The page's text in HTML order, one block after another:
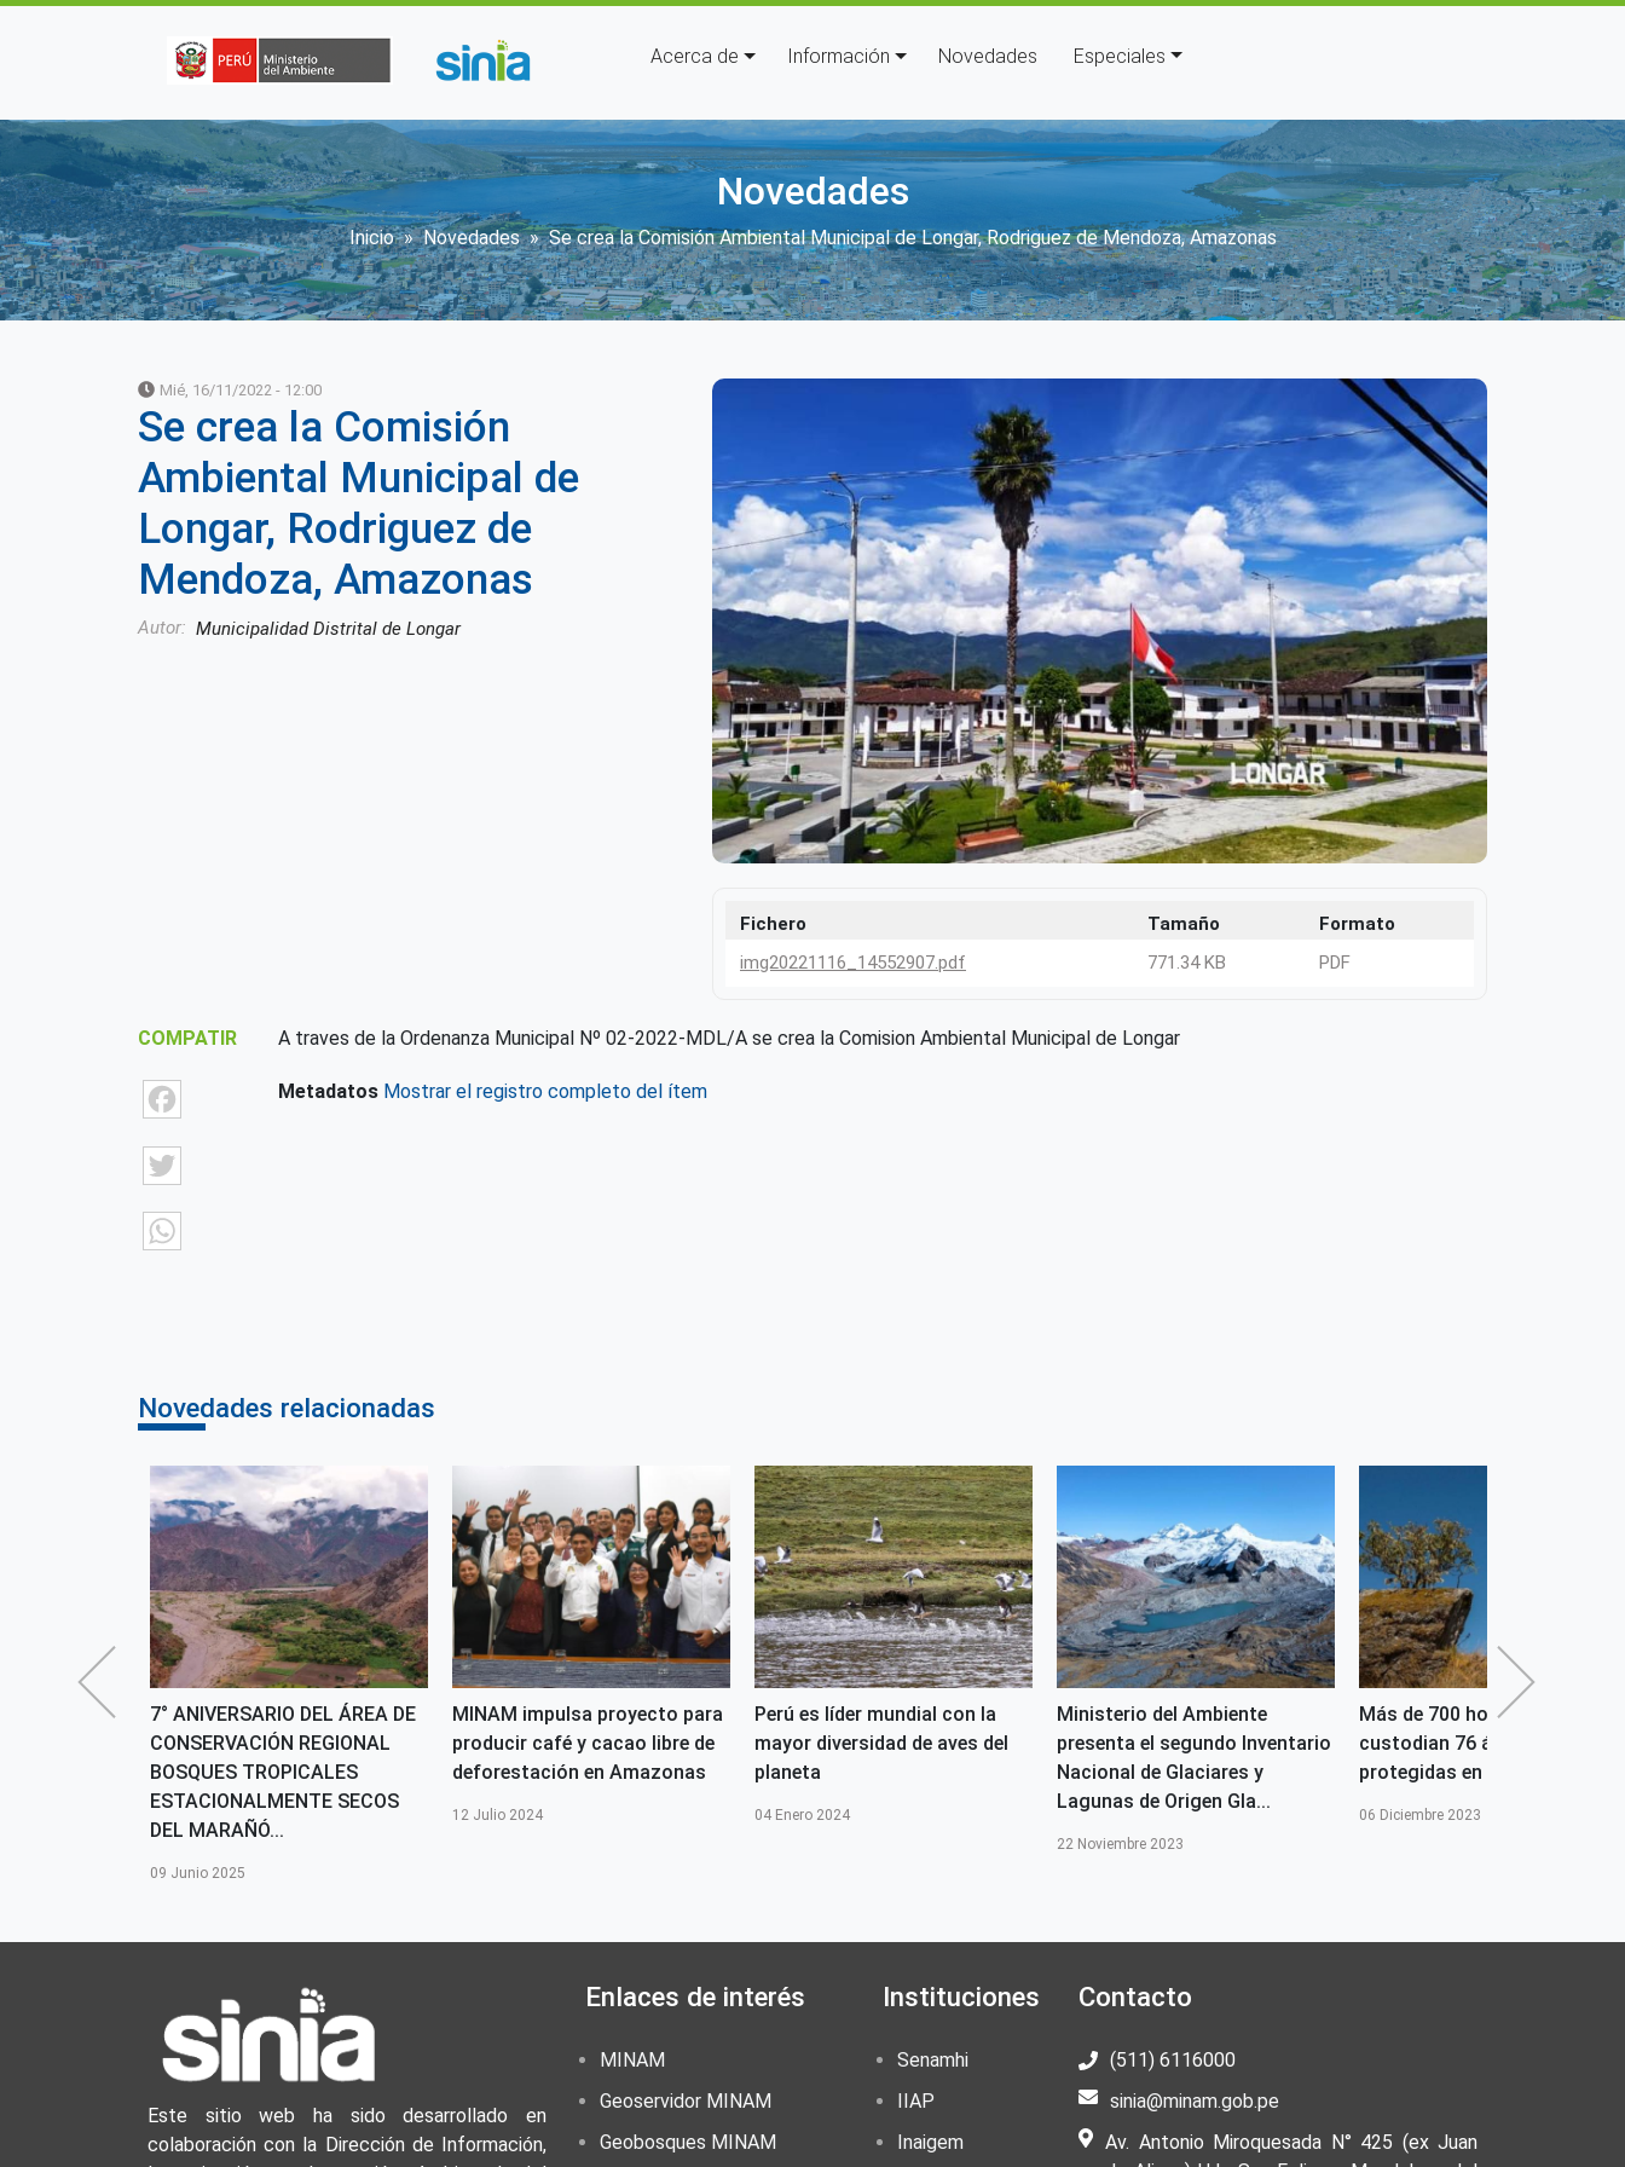
Navegación principal
Acerca de Información Novedades Especiales
Novedades
Sobrescribir enlaces de ayuda a la navegación
Inicio Novedades Se crea la Comisión Ambiental Municipal de Longar, Rodriguez de Mendoza, Amazonas
Mié, 16/11/2022 - 12:00
Se crea la Comisión
Ambiental Municipal de
Longar, Rodriguez de
Mendoza, Amazonas
Autor Municipalidad Distrital de Longar
Fichero Tamaño
Formato
img20221116_14552907.pdf
771.34 KB PDF
COMPATIR
Facebook
A traves de la Ordenanza Municipal Nº 02-2022-MDL/A se crea la Comision Ambiental Municipal de Longar
Metadatos Mostrar el registro completo del ítem
Novedades relacionadas
7° ANIVERSARIO DEL ÁREA DE
CONSERVACIÓN REGIONAL
BOSQUES TROPICALES
ESTACIONALMENTE SECOS
DEL MARAÑÓ...
09 Junio 2025
MINAM impulsa proyecto para
producir café y cacao libre de
deforestación en Amazonas
12 Julio 2024
Perú es líder mundial con la
mayor diversidad de aves del
planeta
04 Enero 2024
Ministerio del Ambiente
presenta el segundo Inventario
Nacional de Glaciares y
Lagunas de Origen Gla...
22 Noviembre 2023
Más de 700 hombres y
custodian 76 áreas naturales
protegidas en nuestro país
06 Diciembre 2023
Este sitio web ha sido desarrollado en
colaboración con la Dirección de Información,
Enlaces de interés
MINAM
Geoservidor MINAM
Geobosques MINAM
Instituciones
Senamhi
IIAP
Inaigem
Contacto
(511) 6116000
sinia@minam.gob.pe
Av. Antonio Miroquesada N° 425 (ex Juan